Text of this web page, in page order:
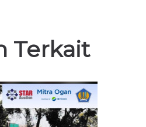
Terkait